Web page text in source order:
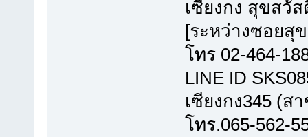
เซียงกง สุ
[ระหว่างซ
โทร 02-
LINE ID
เซียงกง
โทร.065-